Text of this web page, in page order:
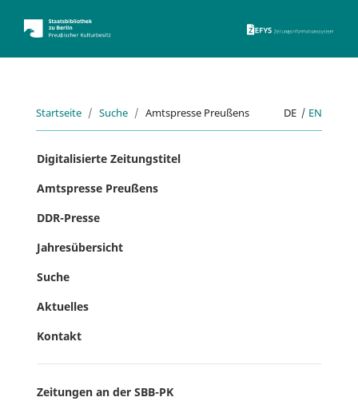
Startseite Suche Amtspresse Preußens DE | EN
Digitalisierte Zeitungstitel
Amtspresse Preußens
DDR-Presse
Jahresübersicht
Suche
Aktuelles
Kontakt
Zeitungen an der SBB-PK